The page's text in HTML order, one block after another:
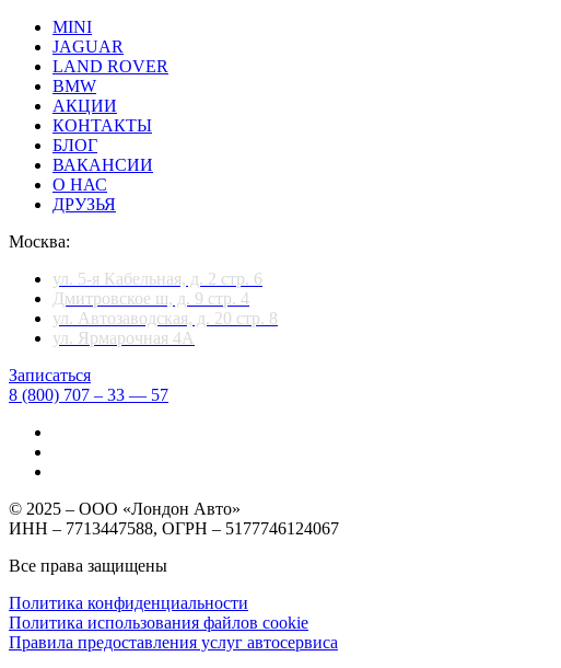
MINI
JAGUAR
LAND ROVER
BMW
АКЦИИ
КОНТАКТЫ
БЛОГ
ВАКАНСИИ
О НАС
ДРУЗЬЯ
Москва:
ул. 5-я Кабельная, д. 2 стр. 6
Дмитровское ш, д. 9 стр. 4
ул. Автозаводская, д. 20 стр. 8
ул. Ярмарочная 4А
Записаться
8 (800) 707 – 33 — 57
© 2025 – ООО «Лондон Авто»
ИНН – 7713447588, ОГРН – 5177746124067
Все права защищены
Политика конфиденциальности
Политика использования файлов cookie
Правила предоставления услуг автосервиса